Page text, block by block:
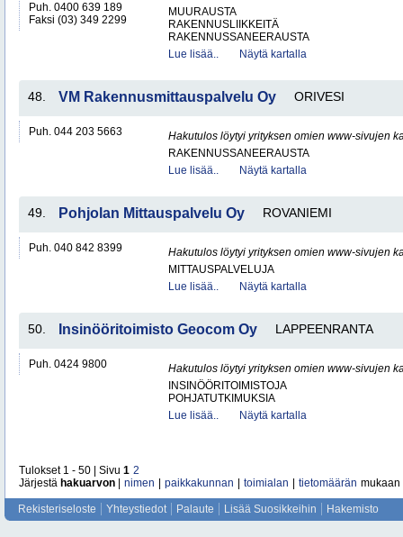
Puh. 0400 639 189
Faksi (03) 349 2299
MUURAUSTA
RAKENNUSLIIKKEITÄ
RAKENNUSSANEERAUSTA
Lue lisää..
Näytä kartalla
48. VM Rakennusmittauspalvelu Oy ORIVESI
Puh. 044 203 5663
Hakutulos löytyi yrityksen omien www-sivujen
RAKENNUSSANEERAUSTA
Lue lisää..
Näytä kartalla
49. Pohjolan Mittauspalvelu Oy ROVANIEMI
Puh. 040 842 8399
Hakutulos löytyi yrityksen omien www-sivujen
MITTAUSPALVELUJA
Lue lisää..
Näytä kartalla
50. Insinööritoimisto Geocom Oy LAPPEENRANTA
Puh. 0424 9800
Hakutulos löytyi yrityksen omien www-sivujen
INSINÖÖRITOIMISTOJA
POHJATUTKIMUKSIA
Lue lisää..
Näytä kartalla
Tulokset 1 - 50 | Sivu 1 2
Järjestä hakuarvon nimen paikkakunnan toimialan tietomäärän mukaan
Rekisteriseloste Yhteystiedot Palaute Lisää Suosikkeihin Hakemisto